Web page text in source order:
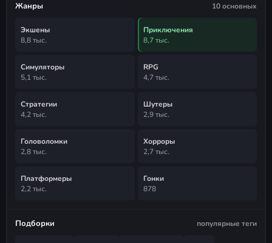
Жанры 10 основных
Экшены
8,8 тыс.
Приключения
8,7 тыс.
Симуляторы
5,1 тыс.
RPG
4,7 тыс.
Стратегии
4,2 тыс.
Шутеры
2,9 тыс.
Головоломки
2,8 тыс.
Хорроры
2,7 тыс.
Платформеры
2,2 тыс.
Гонки
878
Подборки популярные теги